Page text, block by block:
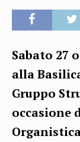
Sabato 27
alla
Gruppo
occasione